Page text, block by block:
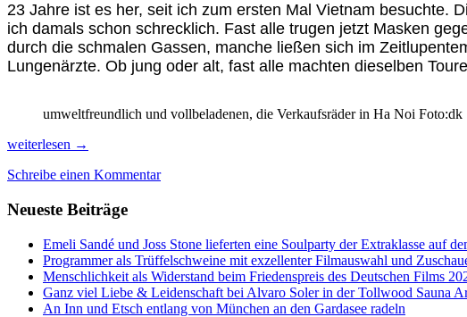
23 Jahre ist es her, seit ich zum ersten Mal Vietnam besuchte.
ich damals schon schrecklich. Fast alle trugen jetzt Masken
durch die schmalen Gassen, manche ließen sich im
Lungenärzte. Ob jung oder alt, fast alle machten dieselben
umweltfreundlich und vollbeladenen, die Verkaufsräder in Ha Noi Foto:dk
Vietnam
23
modern,
abgasschwanger
ausgebucht!
weiterlesen →
Schreibe einen Kommentar
Neueste Beiträge
Emeli Sandé und Joss Stone lieferten eine Soulparty der Extraklasse auf
Programmer als Trüffelschweine mit exzellenter Filmauswahl und
Menschlichkeit als Widerstand beim Friedenspreis des Deutschen Films
Ganz viel Liebe & Leidenschaft bei Alvaro Soler in der Tollwood Sauna
An Inn und Etsch entlang von München an den Gardasee radeln